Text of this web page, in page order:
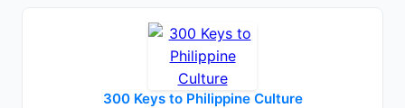
300 Keys to Philippine Culture